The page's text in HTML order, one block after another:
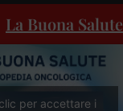
La Buona Salute
per accettare i